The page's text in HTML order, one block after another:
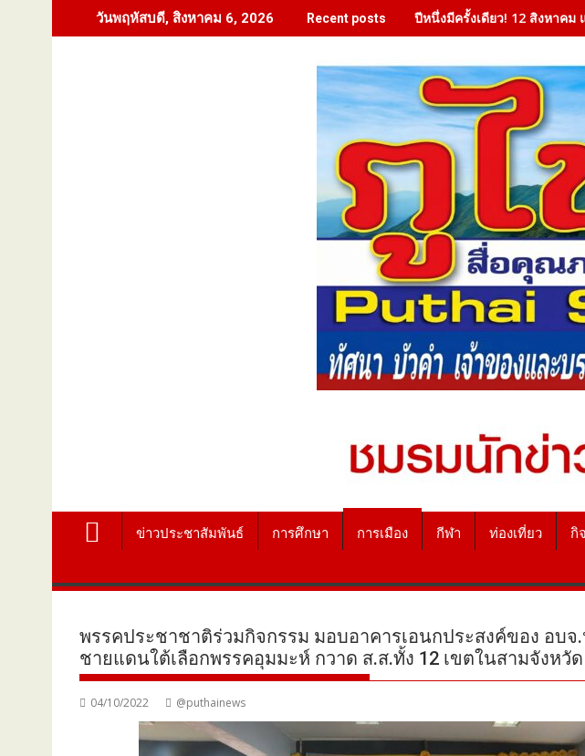
to
วันพฤหัสบดี, สิงหาคม 6, 2026 Recent posts ปีหนึ่งมีครั้งเดียว! 12 สิงหาค
ข่าวประชาสัมพันธ์ การศึกษา การเมือง กีฬา ท่องเที่ยว กิ
พรรคประชาชาติร่วมกิจกรรม มอบอาคารเอนกประสงค์ของ อบจ
ชายแดนใต้เลือกพรรคอุมมะห์ กวาด ส.ส.ทั้ง 12 เขตในสามจังหวัด
04/10/2022 @puthainews